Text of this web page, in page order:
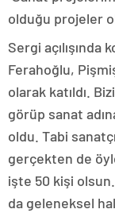
olduğu projeler
Sergi açılışında
Ferahoğlu,
olarak katıldı.
görüp sanat
oldu. Tabi
gerçekten de
işte 50 kişi
da geleneksel